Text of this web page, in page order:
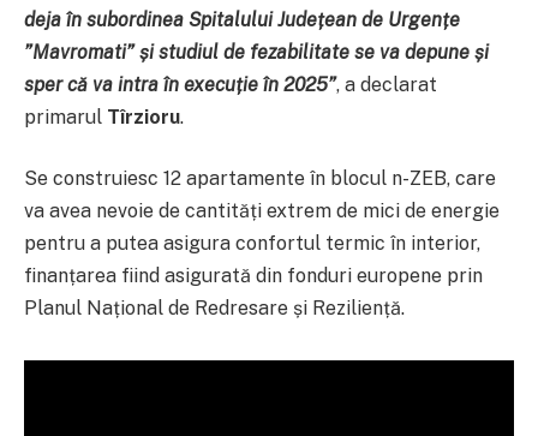
deja în subordinea Spitalului Județean de Urgențe
”Mavromati” și studiul de fezabilitate se va depune și
sper că va intra în execuție în 2025”, a declarat
primarul Tîrzioru.
Se construiesc 12 apartamente în blocul n-ZEB, care
va avea nevoie de cantități extrem de mici de energie
pentru a putea asigura confortul termic în interior,
finanțarea fiind asigurată din fonduri europene prin
Planul Național de Redresare și Reziliență.